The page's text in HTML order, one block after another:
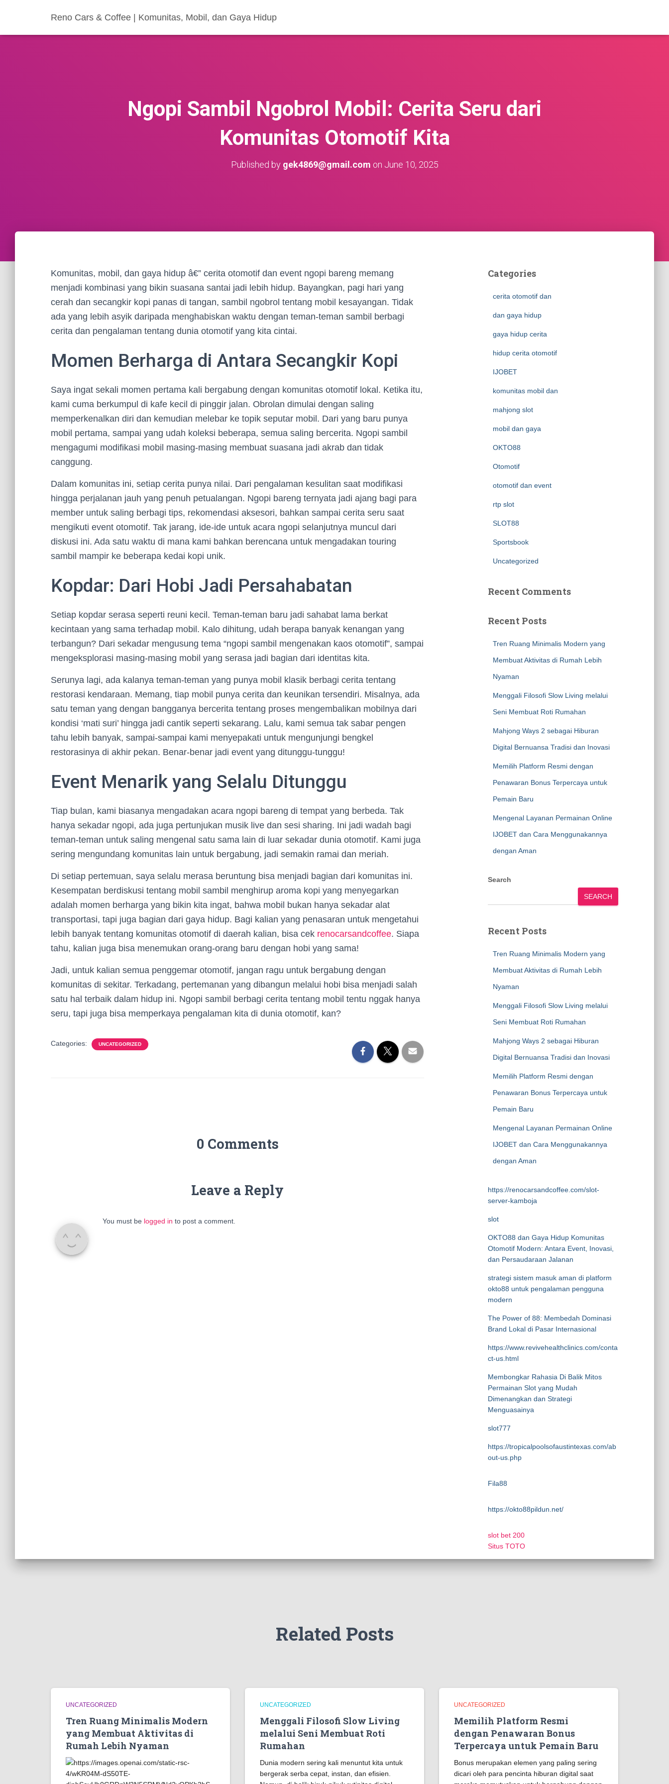
Reno Cars & Coffee | Komunitas, Mobil, dan Gaya Hidup
Ngopi Sambil Ngobrol Mobil: Cerita Seru dari
Komunitas Otomotif Kita
Published by gek4869@gmail.com on June 10, 2025
Komunitas, mobil, dan gaya hidup â€” cerita otomotif dan event ngopi bareng memang
menjadi kombinasi yang bikin suasana santai jadi lebih hidup. Bayangkan, pagi hari yang
cerah dan secangkir kopi panas di tangan, sambil ngobrol tentang mobil kesayangan. Tidak
ada yang lebih asyik daripada menghabiskan waktu dengan teman-teman sambil berbagi
cerita dan pengalaman tentang dunia otomotif yang kita cintai.
Momen Berharga di Antara Secangkir Kopi
Saya ingat sekali momen pertama kali bergabung dengan komunitas otomotif lokal. Ketika itu,
kami cuma berkumpul di kafe kecil di pinggir jalan. Obrolan dimulai dengan saling
memperkenalkan diri dan kemudian melebar ke topik seputar mobil. Dari yang baru punya
mobil pertama, sampai yang udah koleksi beberapa, semua saling bercerita. Ngopi sambil
mengagumi modifikasi mobil masing-masing membuat suasana jadi akrab dan tidak
canggung.
Dalam komunitas ini, setiap cerita punya nilai. Dari pengalaman kesulitan saat modifikasi
hingga perjalanan jauh yang penuh petualangan. Ngopi bareng ternyata jadi ajang bagi para
member untuk saling berbagi tips, rekomendasi aksesori, bahkan sampai cerita seru saat
mengikuti event otomotif. Tak jarang, ide-ide untuk acara ngopi selanjutnya muncul dari
diskusi ini. Ada satu waktu di mana kami bahkan berencana untuk mengadakan touring
sambil mampir ke beberapa kedai kopi unik.
Kopdar: Dari Hobi Jadi Persahabatan
Setiap kopdar serasa seperti reuni kecil. Teman-teman baru jadi sahabat lama berkat
kecintaan yang sama terhadap mobil. Kalo dihitung, udah berapa banyak kenangan yang
terbangun? Dari sekadar mengusung tema “ngopi sambil mengenakan kaos otomotif”, sampai
mengeksplorasi masing-masing mobil yang serasa jadi bagian dari identitas kita.
Serunya lagi, ada kalanya teman-teman yang punya mobil klasik berbagi cerita tentang
restorasi kendaraan. Memang, tiap mobil punya cerita dan keunikan tersendiri. Misalnya, ada
satu teman yang dengan bangganya bercerita tentang proses mengembalikan mobilnya dari
kondisi ‘mati suri’ hingga jadi cantik seperti sekarang. Lalu, kami semua tak sabar pengen
tahu lebih banyak, sampai-sampai kami menyepakati untuk mengunjungi bengkel
restorasinya di akhir pekan. Benar-benar jadi event yang ditunggu-tunggu!
Event Menarik yang Selalu Ditunggu
Tiap bulan, kami biasanya mengadakan acara ngopi bareng di tempat yang berbeda. Tak
hanya sekadar ngopi, ada juga pertunjukan musik live dan sesi sharing. Ini jadi wadah bagi
teman-teman untuk saling mengenal satu sama lain di luar sekadar dunia otomotif. Kami juga
sering mengundang komunitas lain untuk bergabung, jadi semakin ramai dan meriah.
Di setiap pertemuan, saya selalu merasa beruntung bisa menjadi bagian dari komunitas ini.
Kesempatan berdiskusi tentang mobil sambil menghirup aroma kopi yang menyegarkan
adalah momen berharga yang bikin kita ingat, bahwa mobil bukan hanya sekadar alat
transportasi, tapi juga bagian dari gaya hidup. Bagi kalian yang penasaran untuk mengetahui
lebih banyak tentang komunitas otomotif di daerah kalian, bisa cek renocarsandcoffee. Siapa
tahu, kalian juga bisa menemukan orang-orang baru dengan hobi yang sama!
Jadi, untuk kalian semua penggemar otomotif, jangan ragu untuk bergabung dengan
komunitas di sekitar. Terkadang, pertemanan yang dibangun melalui hobi bisa menjadi salah
satu hal terbaik dalam hidup ini. Ngopi sambil berbagi cerita tentang mobil tentu nggak hanya
seru, tapi juga bisa memperkaya pengalaman kita di dunia otomotif, kan?
Categories: UNCATEGORIZED
0 Comments
Leave a Reply
You must be logged in to post a comment.
Categories
cerita otomotif dan
dan gaya hidup
gaya hidup cerita
hidup cerita otomotif
IJOBET
komunitas mobil dan
mahjong slot
mobil dan gaya
OKTO88
Otomotif
otomotif dan event
rtp slot
SLOT88
Sportsbook
Uncategorized
Recent Comments
Recent Posts
Tren Ruang Minimalis Modern yang
Membuat Aktivitas di Rumah Lebih
Nyaman
Menggali Filosofi Slow Living melalui
Seni Membuat Roti Rumahan
Mahjong Ways 2 sebagai Hiburan
Digital Bernuansa Tradisi dan Inovasi
Memilih Platform Resmi dengan
Penawaran Bonus Terpercaya untuk
Pemain Baru
Mengenal Layanan Permainan Online
IJOBET dan Cara Menggunakannya
dengan Aman
Search
SEARCH
Recent Posts
Tren Ruang Minimalis Modern yang
Membuat Aktivitas di Rumah Lebih
Nyaman
Menggali Filosofi Slow Living melalui
Seni Membuat Roti Rumahan
Mahjong Ways 2 sebagai Hiburan
Digital Bernuansa Tradisi dan Inovasi
Memilih Platform Resmi dengan
Penawaran Bonus Terpercaya untuk
Pemain Baru
Mengenal Layanan Permainan Online
IJOBET dan Cara Menggunakannya
dengan Aman
https://renocarsandcoffee.com/slot-
server-kamboja
slot
OKTO88 dan Gaya Hidup Komunitas
Otomotif Modern: Antara Event, Inovasi,
dan Persaudaraan Jalanan
strategi sistem masuk aman di platform
okto88 untuk pengalaman pengguna
modern
The Power of 88: Membedah Dominasi
Brand Lokal di Pasar Internasional
https://www.revivehealthclinics.com/conta
ct-us.html
Membongkar Rahasia Di Balik Mitos
Permainan Slot yang Mudah
Dimenangkan dan Strategi
Menguasainya
slot777
https://tropicalpoolsofaustintexas.com/ab
out-us.php
Fila88
https://okto88pildun.net/
slot bet 200
Situs TOTO
Related Posts
UNCATEGORIZED
Tren Ruang Minimalis Modern
yang Membuat Aktivitas di
Rumah Lebih Nyaman
UNCATEGORIZED
Menggali Filosofi Slow Living
melalui Seni Membuat Roti
Rumahan
Dunia modern sering kali menuntut kita untuk
bergerak serba cepat, instan, dan efisien.
UNCATEGORIZED
Memilih Platform Resmi
dengan Penawaran Bonus
Terpercaya untuk Pemain Baru
Bonus merupakan elemen yang paling sering
dicari oleh para pencinta hiburan digital saat